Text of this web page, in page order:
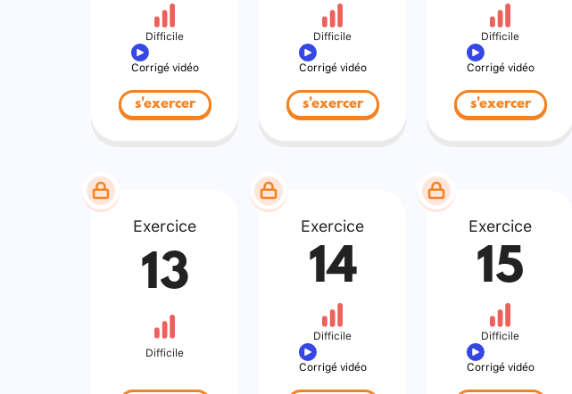
Difficile
Corrigé vidéo
s'exercer
Difficile
Corrigé vidéo
s'exercer
Difficile
Corrigé vidéo
s'exercer
Exercice
13
Difficile
Exercice
14
Difficile
Corrigé vidéo
Exercice
15
Difficile
Corrigé vidéo